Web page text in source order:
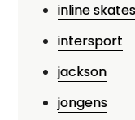
inline skates
intersport
jackson
jongens